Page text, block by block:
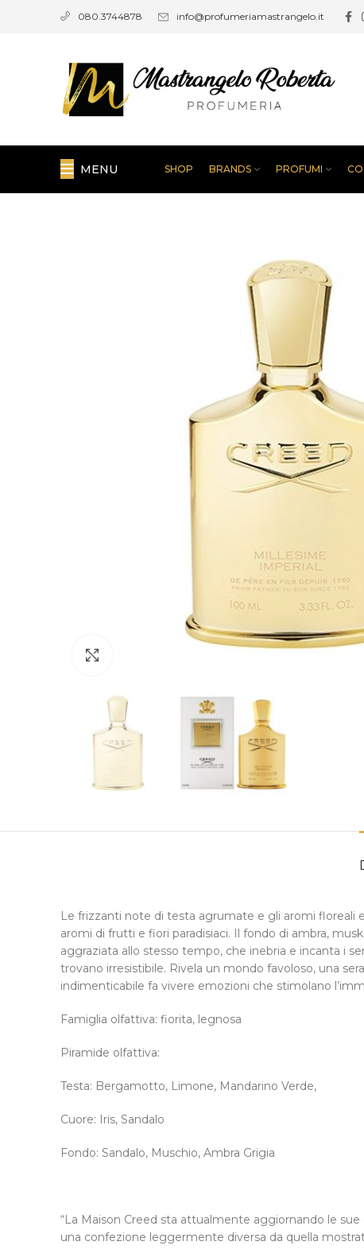
080.3744878 info@profumeriamastrangelo.it
MENU SHOP BRANDS PROFUMI
Le frizzanti note di testa agrumate e gli aromi floreali
aromi di frutti e fiori paradisiaci. Il fondo di ambra,
aggraziata allo stesso tempo, che inebria e incanta i
trovano irresistibile. Rivela un mondo favoloso, una
indimenticabile fa vivere emozioni che stimolano
Famiglia olfattiva: fiorita, legnosa
Piramide olfattiva:
Testa: Bergamotto, Limone, Mandarino Verde,
Cuore: Iris, Sandalo
Fondo: Sandalo, Muschio, Ambra Grigia
“La Maison Creed sta attualmente aggiornando le
una confezione leggermente diversa da quella